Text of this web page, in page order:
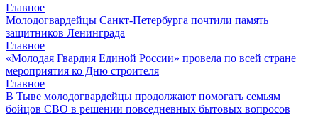
Главное
Молодогвардейцы Санкт-Петербурга почтили память
защитников Ленинграда
Главное
«Молодая Гвардия Единой России» провела по всей стране
мероприятия ко Дню строителя
Главное
В Тыве молодогвардейцы продолжают помогать семьям
бойцов СВО в решении повседневных бытовых вопросов